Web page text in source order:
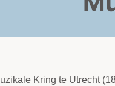
Kring te Utrecht